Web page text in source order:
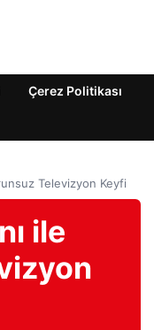
Çerez Politikası
Televizyon Keyfi
ile